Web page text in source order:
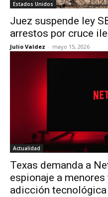
Estados Unidos
Juez suspende ley
arrestos por cruce
Julio Valdez - mayo 15, 2026
Actualidad
Texas demanda a
espionaje a
adicción tecnológica